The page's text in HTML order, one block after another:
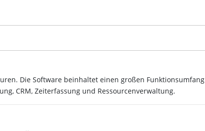
Die Software beinhaltet einen großen Funktionsumfang
CRM, Zeiterfassung und Ressourcenverwaltung.